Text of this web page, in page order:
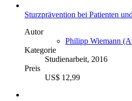
Sturzprävention bei Patienten
Autor
Philipp Wiemann
Kategorie
Studienarbeit, 2016
Preis
US$ 12,99